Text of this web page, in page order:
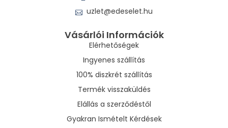
uzlet@edeselet.hu
Vásárlói Információk
Elérhetőségek
Ingyenes szállítás
100% diszkrét szállítás
Termék visszaküldés
Elállás a szerződéstől
Gyakran Ismételt Kérdések